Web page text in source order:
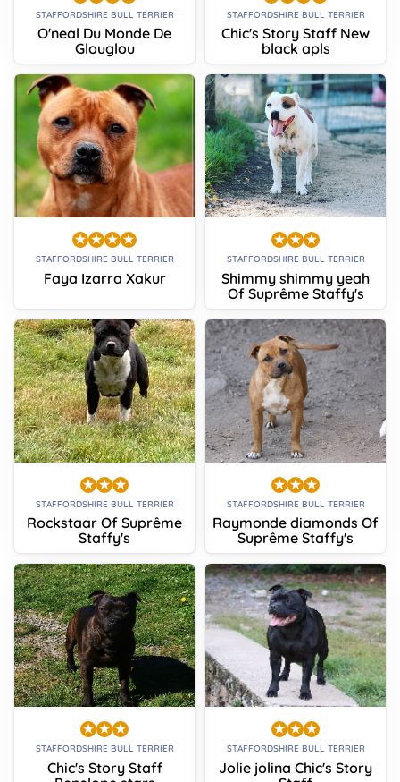
STAFFORDSHIRE BULL TERRIER
O'neal Du Monde De
Glouglou
STAFFORDSHIRE BULL TERRIER
Chic's Story Staff New
black apls
STAFFORDSHIRE BULL TERRIER
Faya Izarra Xakur
STAFFORDSHIRE BULL TERRIER
Shimmy shimmy yeah
Of Suprême Staffy's
STAFFORDSHIRE BULL TERRIER
Rockstaar Of Suprême
Staffy's
STAFFORDSHIRE BULL TERRIER
Raymonde diamonds Of
Suprême Staffy's
STAFFORDSHIRE BULL TERRIER
Chic's Story Staff
STAFFORDSHIRE BULL TERRIER
Jolie jolina Chic's Story